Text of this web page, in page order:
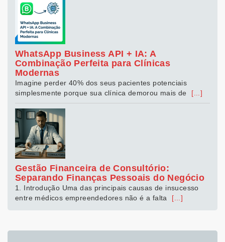
WhatsApp Business API + IA: A
Combinação Perfeita para Clínicas
Modernas
Imagine perder 40% dos seus pacientes potenciais
simplesmente porque sua clínica demorou mais de
[...]
Gestão Financeira de Consultório:
Separando Finanças Pessoais do Negócio
1. Introdução Uma das principais causas de insucesso
entre médicos empreendedores não é a falta
[...]